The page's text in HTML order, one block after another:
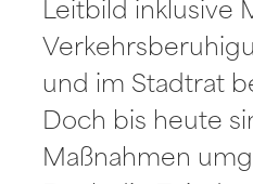
Leitbild inklusive
und im Stadtrat
Doch bis heute
Maßnahmen